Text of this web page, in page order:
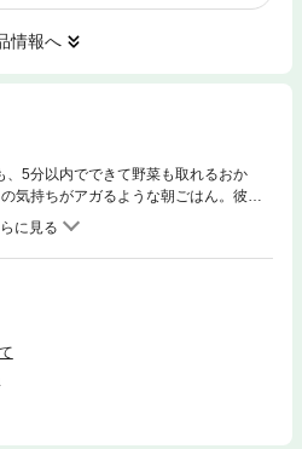
情報へ
5分以内でできて野菜も取れるおか
気持ちがアガるような朝ごはん。彼や
で仕上げる見栄えもするごちそう。そん
っ。手順もMAX3ステップだから、すぐ
レシピや、盛りつけテクなども、きめ
エによる、3分、5分、10分でできるか